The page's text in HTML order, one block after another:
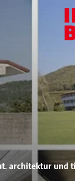
architektur und